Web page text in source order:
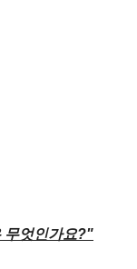
엇인가요?"